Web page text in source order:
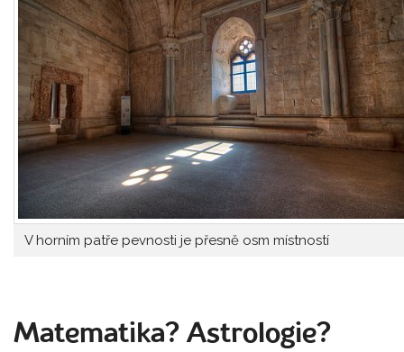
V horním patře pevnosti je přesně osm místností
Matematika? Astrologie?